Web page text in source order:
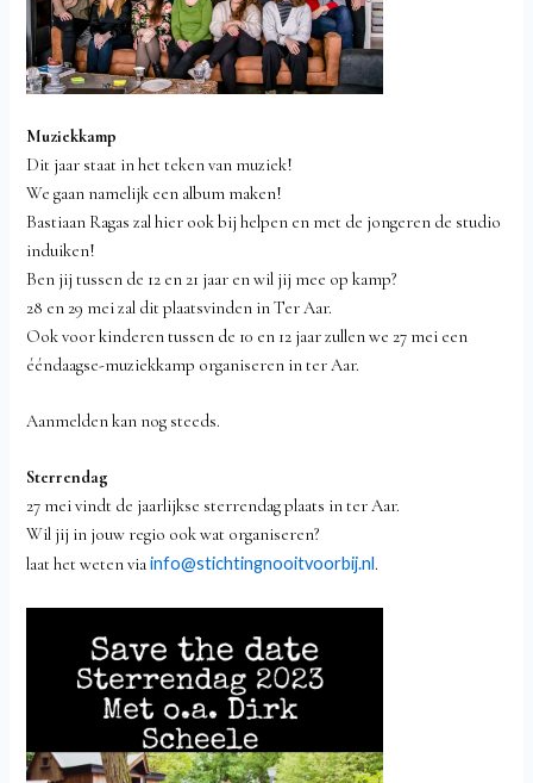
Muziekkamp
Dit jaar staat in het teken van muziek!
We gaan namelijk een album maken!
Bastiaan Ragas zal hier ook bij helpen en met de jongeren de studio
induiken!
Ben jij tussen de 12 en 21 jaar en wil jij mee op kamp?
28 en 29 mei zal dit plaatsvinden in Ter Aar.
Ook voor kinderen tussen de 10 en 12 jaar zullen we 27 mei een
ééndaagse-muziekkamp organiseren in ter Aar.
Aanmelden kan nog steeds.
Sterrendag
27 mei vindt de jaarlijkse sterrendag plaats in ter Aar.
Wil jij in jouw regio ook wat organiseren?
laat het weten viainfo@stichtingnooitvoorbij.nl.